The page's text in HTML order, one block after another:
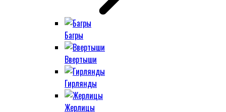
Багры
Ввертыши
Гирлянды
Жерлицы